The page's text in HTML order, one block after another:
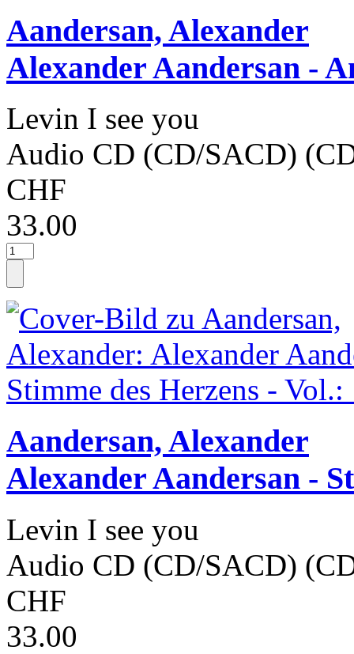
Aandersan, Alexander
Alexander Aandersan -
Levin I see you
Audio CD (CD/SACD)
CHF
33.00
Aandersan, Alexander
Alexander Aandersan -
Levin I see you
Audio CD (CD/SACD)
CHF
33.00